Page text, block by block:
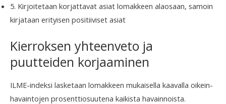
5. Kirjoitetaan korjattavat asiat lomakkeen alaosaan, samoin
kirjataan erityisen positiiviset asiat
Kierroksen yhteenveto ja
puutteiden korjaaminen
ILME-indeksi lasketaan lomakkeen mukaisella kaavalla oikein-
havaintojen prosenttiosuutena kaikista havainnoista.